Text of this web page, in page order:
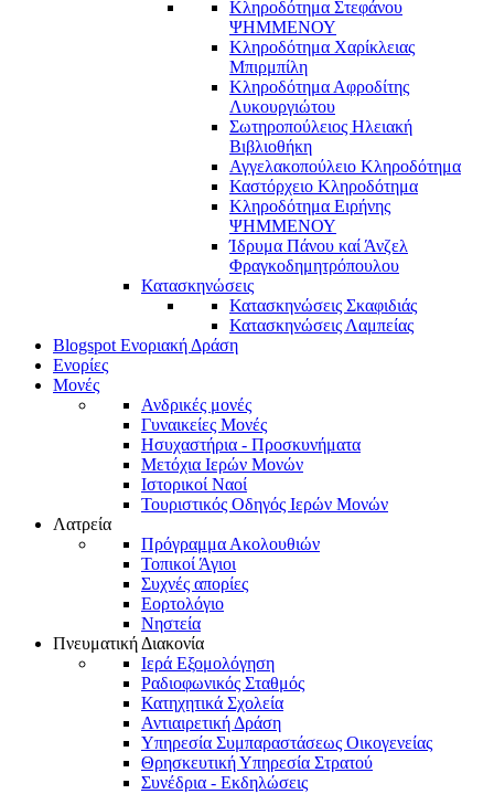
Κληροδότημα Στεφάνου
ΨΗΜΜΕΝΟΥ
Κληροδότημα Χαρίκλειας
Μπιρμπίλη
Κληροδότημα Αφροδίτης
Λυκουργιώτου
Σωτηροπούλειος Ηλειακή
Βιβλιοθήκη
Αγγελακοπούλειο Κληροδότημα
Καστόρχειο Κληροδότημα
Κληροδότημα Ειρήνης
ΨΗΜΜΕΝΟΥ
Ίδρυμα Πάνου καί Άνζελ
Φραγκοδημητρόπουλου
Κατασκηνώσεις
Κατασκηνώσεις Σκαφιδιάς
Κατασκηνώσεις Λαμπείας
Blogspot Ενοριακή Δράση
Ενορίες
Μονές
Ανδρικές μονές
Γυναικείες Μονές
Ησυχαστήρια - Προσκυνήματα
Μετόχια Ιερών Μονών
Ιστορικοί Ναοί
Τουριστικός Οδηγός Ιερών Μονών
Λατρεία
Πρόγραμμα Ακολουθιών
Τοπικοί Άγιοι
Συχνές απορίες
Εορτολόγιο
Νηστεία
Πνευματική Διακονία
Ιερά Εξομολόγηση
Ραδιοφωνικός Σταθμός
Κατηχητικά Σχολεία
Αντιαιρετική Δράση
Υπηρεσία Συμπαραστάσεως Οικογενείας
Θρησκευτική Υπηρεσία Στρατού
Συνέδρια - Εκδηλώσεις